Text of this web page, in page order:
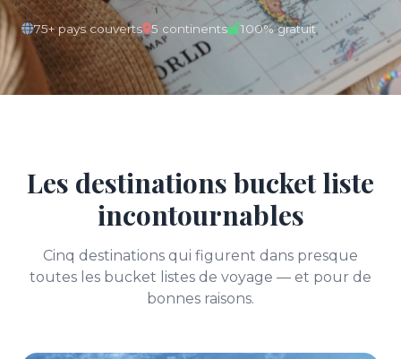
75+ pays couverts 5 continents 100% gratuit
Les destinations bucket liste
incontournables
Cinq destinations qui figurent dans presque
toutes les bucket listes de voyage — et pour de
bonnes raisons.